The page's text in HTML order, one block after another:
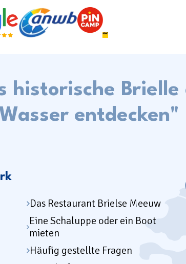
historische Brielle
Wasser entdecken"
Das Restaurant Brielse Meeuw
Eine Schaluppe oder ein Boot
mieten
Häufig gestellte Fragen